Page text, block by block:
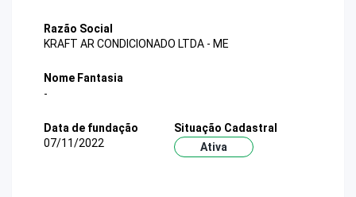
Razão Social
KRAFT AR CONDICIONADO LTDA - ME
Nome Fantasia
-
Data de fundação
07/11/2022
Situação Cadastral
Ativa